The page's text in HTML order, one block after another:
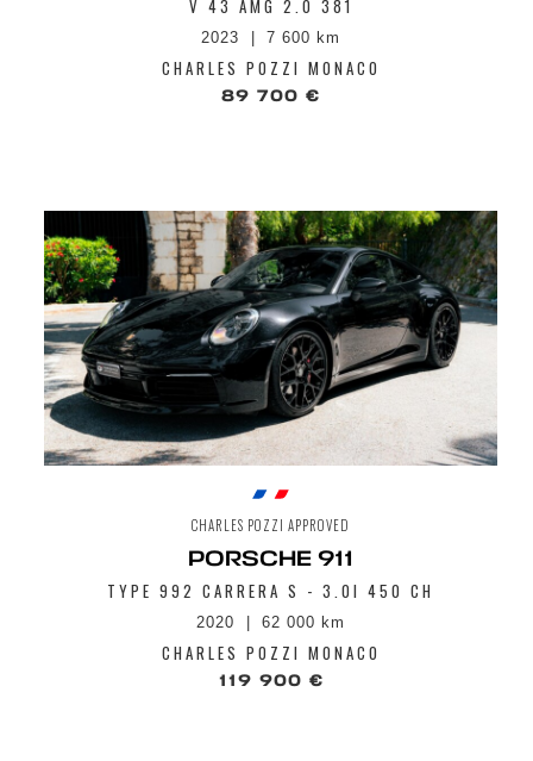
V 43 AMG 2.0 381
2023 7 600 km
CHARLES POZZI MONACO
89 700 €
CHARLES POZZI APPROVED
PORSCHE 911
TYPE 992 CARRERA S - 3.0I 450 CH
2020 62 000 km
CHARLES POZZI MONACO
119 900 €